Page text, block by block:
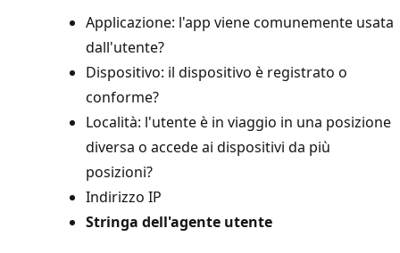
Applicazione: l'app viene comunemente usata
dall'utente?
Dispositivo: il dispositivo è registrato o
conforme?
Località: l'utente è in viaggio in una posizione
diversa o accede ai dispositivi da più
posizioni?
Indirizzo IP
Stringa dell'agente utente